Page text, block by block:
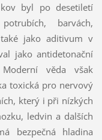
byl po desetiletí
barvách,
jako aditivum v
jako antidetonační
věda však
toxická pro nervový
který i při nízkých
ledvin a dalších
bezpečná hladina